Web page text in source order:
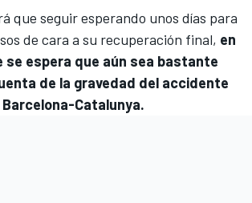
que seguir esperando unos días para
de cara a su recuperación final, en
se espera que aún sea bastante
de la gravedad del accidente
Catalunya.